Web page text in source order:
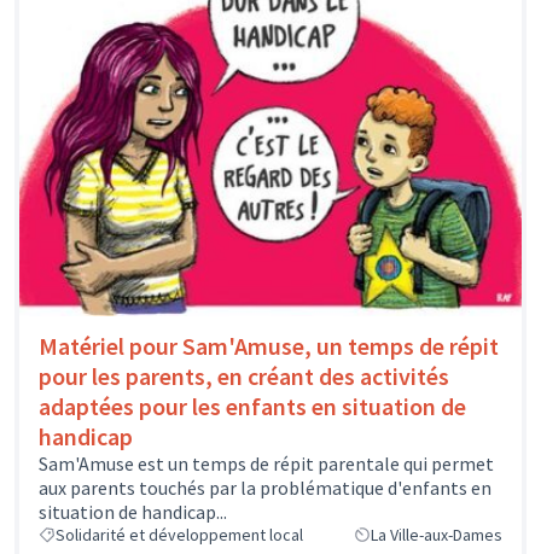
Matériel pour Sam'Amuse, un temps de répit
pour les parents, en créant des activités
adaptées pour les enfants en situation de
handicap
Sam'Amuse est un temps de répit parentale qui permet
aux parents touchés par la problématique d'enfants en
situation de handicap...
Solidarité et développement local La Ville-aux-Dames